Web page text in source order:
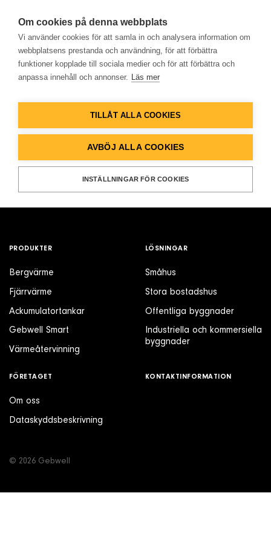
Hem
Lösningar
Kontakt & Support
+46 8 515 109 70
Gebwell shuntgrupp
broschyr
PRODUKTER
Bergvärme
Fjärrvärme
Ackumulatortankar
Gebwell Smart
Värmeåtervinning
LÖSNINGAR
Småhus
Stora bostadshus
Offentliga byggnader
Industriella och kommersiella
byggnader
FÖRETAGET
Om oss
Dataskyddsbeskrivning
KONTAKTINFORMATION
© 2026 Gebwell
Om cookies på denna webbplats
Vi använder cookies för att samla in och analysera information om
webbplatsens prestanda och användning, för att förbättra
funktioner kopplade till sociala medier och för att förbättra och
anpassa innehåll och annonser. Läs mer
TILLÅT ALLA COOKIES
AVBÖJ ALLA COOKIES
INSTÄLLNINGAR FÖR COOKIES